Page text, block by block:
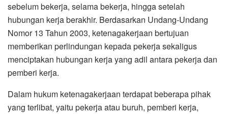
sebelum bekerja, selama bekerja, hingga setelah
hubungan kerja berakhir. Berdasarkan Undang-Undang
Nomor 13 Tahun 2003, ketenagakerjaan bertujuan
memberikan perlindungan kepada pekerja sekaligus
menciptakan hubungan kerja yang adil antara pekerja dan
pemberi kerja.
Dalam hukum ketenagakerjaan terdapat beberapa pihak
yang terlibat, yaitu pekerja atau buruh, pemberi kerja,